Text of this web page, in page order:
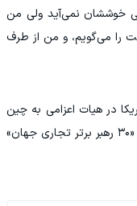
خوششان نمی‌آید ولی من
می‌گویم، و من از طرف
در هیات اعزامی به چین
حضور دارند، گفت که کاخ سفید در این سفر از «۳۰ رهبر برتر تجاری جهان»